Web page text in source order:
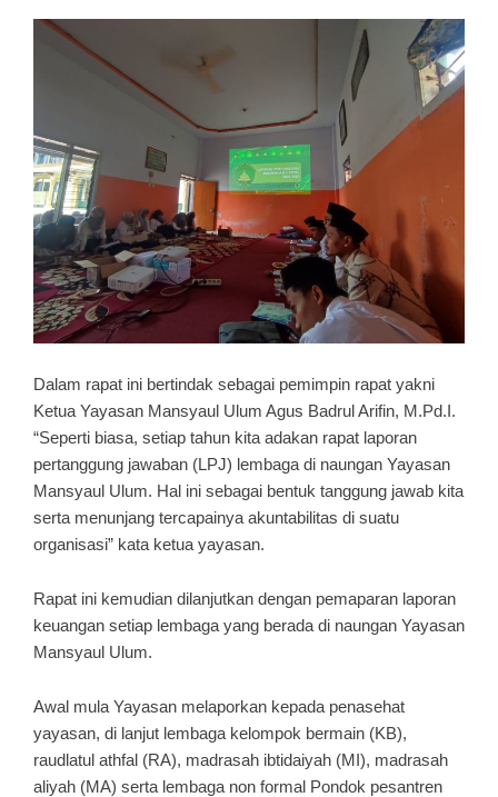
Dalam rapat ini bertindak sebagai pemimpin rapat yakni
Ketua Yayasan Mansyaul Ulum Agus Badrul Arifin, M.Pd.I.
“Seperti biasa, setiap tahun kita adakan rapat laporan
pertanggung jawaban (LPJ) lembaga di naungan Yayasan
Mansyaul Ulum. Hal ini sebagai bentuk tanggung jawab kita
serta menunjang tercapainya akuntabilitas di suatu
organisasi” kata ketua yayasan.
Rapat ini kemudian dilanjutkan dengan pemaparan laporan
keuangan setiap lembaga yang berada di naungan Yayasan
Mansyaul Ulum.
Awal mula Yayasan melaporkan kepada penasehat
yayasan, di lanjut lembaga kelompok bermain (KB),
raudlatul athfal (RA), madrasah ibtidaiyah (MI), madrasah
aliyah (MA) serta lembaga non formal Pondok pesantren